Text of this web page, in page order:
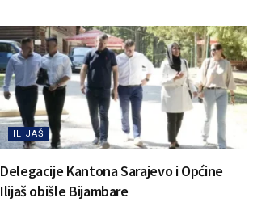
ILIJAŠ
Delegacije Kantona Sarajevo i Općine
Ilijaš obišle Bijambare